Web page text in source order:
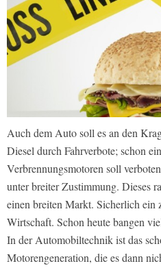
Auch dem Auto soll es an den
Diesel durch Fahrverbote; schon
Verbrennungsmotoren soll
unter breiter Zustimmung. Dieses
einen breiten Markt. Sicherlich ein
Wirtschaft. Schon heute bangen
In der Automobiltechnik ist das
Motorengeneration, die es dann